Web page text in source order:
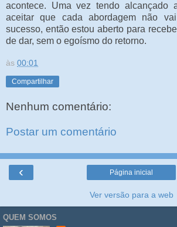
acontece. Uma vez tendo alcançado
aceitar que cada abordagem não
sucesso, então estou aberto para
de dar, sem o egoísmo do retorno.
às 00:01
Compartilhar
Nenhum comentário:
Postar um comentário
‹ Página inicial
Ver versão para a web
QUEM SOMOS